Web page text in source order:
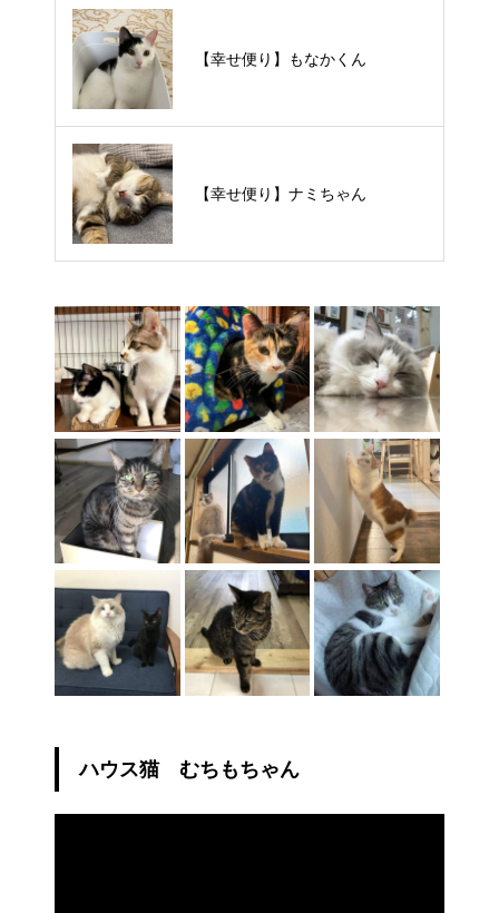
【幸せ便り】もなかくん
【幸せ便り】ナミちゃん
【里親様募集中】スンスンちゃん
【里親様募集中】タルトくん
ハウス猫 むちもちゃん